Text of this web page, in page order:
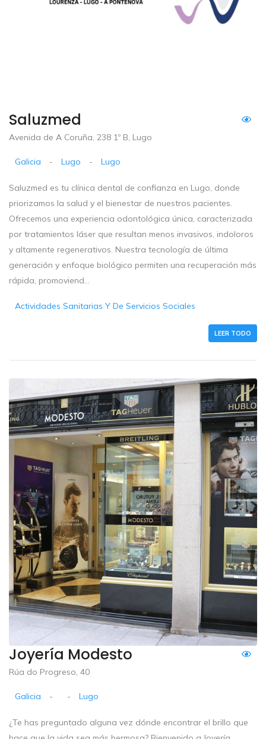
Saluzmed
Avenida de A Coruña, 238 1º B, Lugo
Galicia - Lugo - Lugo
Saluzmed es tu clínica dental de confianza en Lugo, donde
priorizamos la salud y el bienestar de nuestros pacientes.
Ofrecemos una experiencia odontológica única, caracterizada
por tratamientos láser que resultan menos invasivos, indoloros
y altamente regenerativos. Nuestra tecnología de última
generación y enfoque biológico permiten una recuperación más
rápida, promoviend...
Actividades Sanitarias Y De Servicios Sociales
LEER TODO
Joyería Modesto
Rúa do Progreso, 40
Galicia - - Lugo
¿Te has preguntado alguna vez dónde encontrar el brillo que